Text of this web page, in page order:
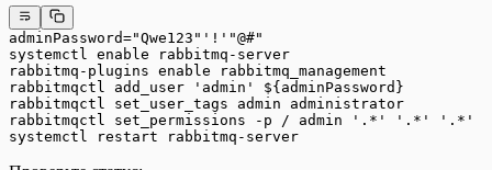
adminPassword="Qwe123"'!'"@#"
systemctl enable rabbitmq-server
rabbitmq-plugins enable rabbitmq_management
rabbitmqctl add_user 'admin' ${adminPassword}
rabbitmqctl set_user_tags admin administrator
rabbitmqctl set_permissions -p / admin '.*' '.*' '.*'
systemctl restart rabbitmq-server